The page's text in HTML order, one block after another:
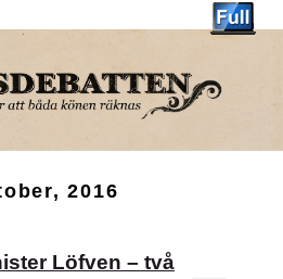
2016
Löfven – två